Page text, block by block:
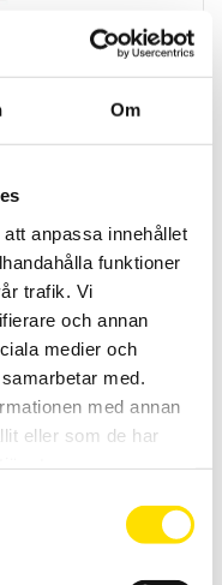
Om
anpassa innehållet
funktioner
trafik. Vi
och annan
medier och
med.
med annan
eller som de har
och runda objekt
LÄS MER
500N
med dynamometrar
LÄS MER